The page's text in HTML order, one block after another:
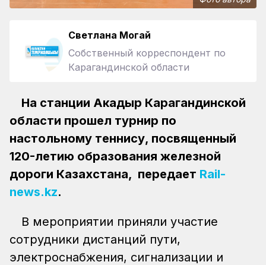
Светлана Могай
Собственный корреспондент по
Карагандинской области
На станции Акадыр Карагандинской
области прошел турнир по
настольному теннису, посвященный
120-летию образования железной
дороги Казахстана, передает Rail-
news.kz.
В мероприятии приняли участие
сотрудники дистанций пути,
электроснабжения, сигнализации и